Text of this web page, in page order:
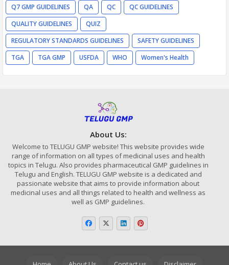
Q7 GMP GUIDELINES
QA QC
QC GUIDELINES
QUALITY GUIDELINES
QUIZ
REGULATORY STANDARDS GUIDELINES
SAFETY GUIDELINES
TGA
TGA GMP USFDA WHO Women's Health
About Us:
Welcome to TELUGU GMP website! This website provides wide
range of information on all types of medicinal uses and health
topics in Telugu. Also provides pharmaceutical GMP guidelines in
Telugu and English. TELUGU GMP website is a dedicated and
passionate website that aims to provide information about
medicinal uses and all things related to health and wellness as
well as GMP guidelines.